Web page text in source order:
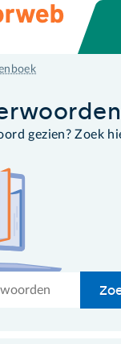
gezien? Zoek